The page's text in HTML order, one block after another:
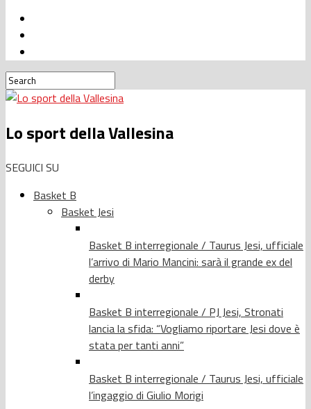
Lo sport della Vallesina
SEGUICI SU
Basket B
Basket Jesi
Basket B interregionale / Taurus Jesi, ufficiale
l’arrivo di Mario Mancini: sarà il grande ex del
derby
Basket B interregionale / PJ Jesi, Stronati
lancia la sfida: “Vogliamo riportare Jesi dove è
stata per tanti anni”
Basket B interregionale / Taurus Jesi, ufficiale
l’ingaggio di Giulio Morigi